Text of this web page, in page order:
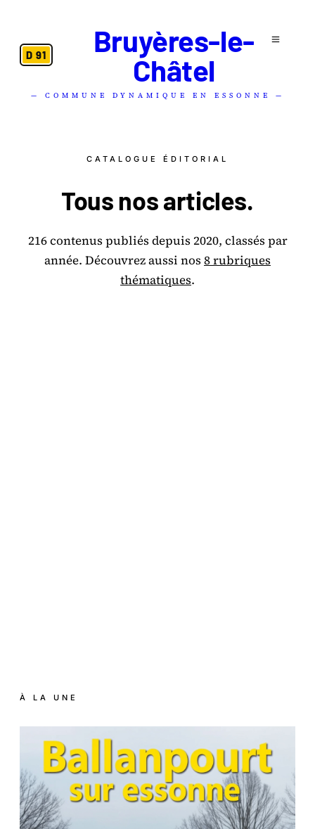
D 91
Bruyères-le-
Châtel
— COMMUNE DYNAMIQUE EN ESSONNE —
CATALOGUE ÉDITORIAL
Tous nosarticles.
216 contenus publiés depuis 2020, classés par
année. Découvrez aussi nos8 rubriques
thématiques.
À LA UNE